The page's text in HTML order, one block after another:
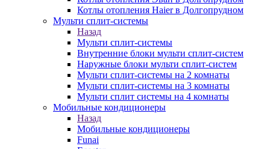
Котлы отопления Haier в Долгопрудном
Мульти сплит-системы
Назад
Мульти сплит-системы
Внутренние блоки мульти сплит-систем
Наружные блоки мульти сплит-систем
Мульти сплит-системы на 2 комнаты
Мульти сплит-системы на 3 комнаты
Мульти сплит системы на 4 комнаты
Мобильные кондиционеры
Назад
Мобильные кондиционеры
Funai